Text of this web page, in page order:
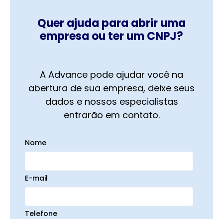
Quer ajuda para abrir uma
empresa ou ter um CNPJ?
A Advance pode ajudar você na
abertura de sua empresa, deixe seus
dados e nossos especialistas
entrarão em contato.
Nome
E-mail
Telefone